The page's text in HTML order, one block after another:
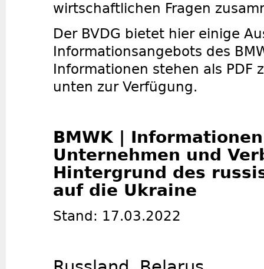
wirtschaftlichen Fragen
Der BVDG bietet hier einige
Informationsangebots des
Informationen stehen als PDF
unten zur Verfügung.
BMWK |
Unternehmen und
Hintergrund des
auf die Ukraine
Stand: 17.03.2022